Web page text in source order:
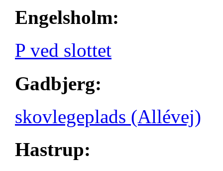
Engelsholm:
P ved slottet
Gadbjerg:
skovlegeplads (Allévej)
Hastrup: